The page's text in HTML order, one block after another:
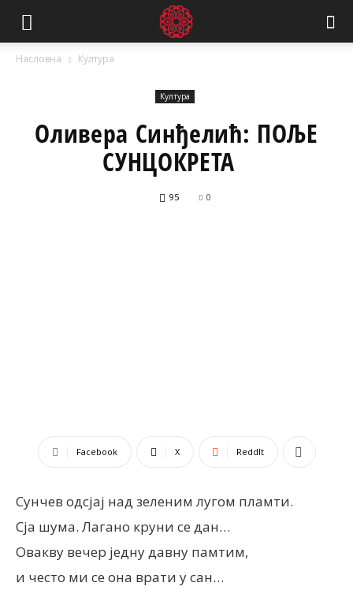
Насловна Култура
Култура
Оливера Синђелић: ПОЉЕ
СУНЦОКРЕТА
95 0
Facebook X ReddIt
Сунчев одсјај над зеленим лугом пламти.
Сја шума. Лагано круни се дан…
Овакву вечер једну давну памтим,
и често ми се она врати у сан…